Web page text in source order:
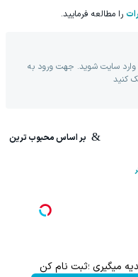
را مطالعه فرمایید.
وارد سایت شوید. جهت ورود به
کنید
بر اساس محبوب ترین
میگیری ؛ثبت نام کن